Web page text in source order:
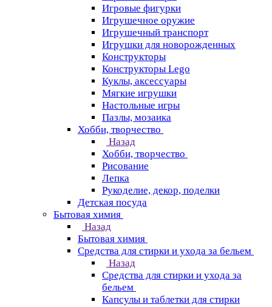
Игровые фигурки
Игрушечное оружие
Игрушечный транспорт
Игрушки для новорожденных
Конструкторы
Конструкторы Lego
Куклы, аксессуары
Мягкие игрушки
Настольные игры
Пазлы, мозаика
Хобби, творчество
Назад
Хобби, творчество
Рисование
Лепка
Рукоделие, декор, поделки
Детская посуда
Бытовая химия
Назад
Бытовая химия
Средства для стирки и ухода за бельем
Назад
Средства для стирки и ухода за
бельем
Капсулы и таблетки для стирки